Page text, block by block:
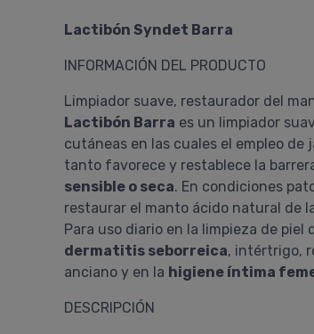
Lactibón Syndet Barra
INFORMACIÓN DEL PRODUCTO
Limpiador suave, restaurador del
Lactibón Barra es un limpiador
cutáneas en las cuales el empleo
tanto favorece y restablece la
sensible o seca. En condiciones
restaurar el manto ácido natural de
Para uso diario en la limpieza de
dermatitis seborreica, intértrigo,
anciano y en la higiene íntima
DESCRIPCIÓN